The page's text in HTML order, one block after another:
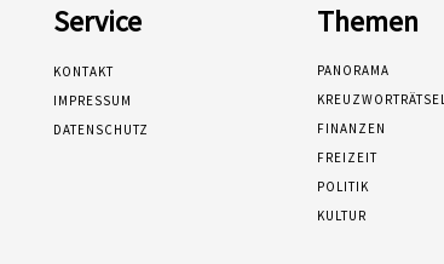
Service
KONTAKT
IMPRESSUM
DATENSCHUTZ
Themen
PANORAMA
KREUZWORTRÄTSEL
FINANZEN
FREIZEIT
POLITIK
KULTUR